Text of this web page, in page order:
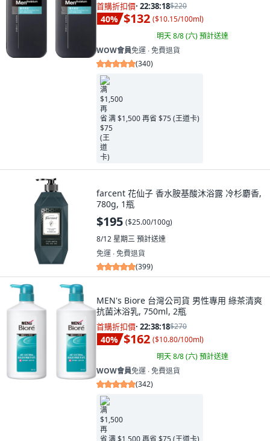
首購折扣價· 22:38:16$220
40% $132 ($10.15/100ml)
明天 8/8 (六)預計送達
WOW會員免運 ∙ 免費退貨
(340)
满 $1,500 再省 $75 (王道卡)
farcent 花仙子 香水胺基酸沐浴露 冷杉麝香,
780g, 1瓶
$195 ($25.00/100g)
8/12 星期三預計送達
免運 ∙ 免費退貨
(399)
MEN's Biore 台灣公司貨 男性專用 綠茶清爽
抗菌沐浴乳, 750ml, 2瓶
首購折扣價· 22:38:16$270
40% $162 ($10.80/100ml)
明天 8/8 (六)預計送達
WOW會員免運 ∙ 免費退貨
(342)
满 $1,500 再省 $75 (王道卡)